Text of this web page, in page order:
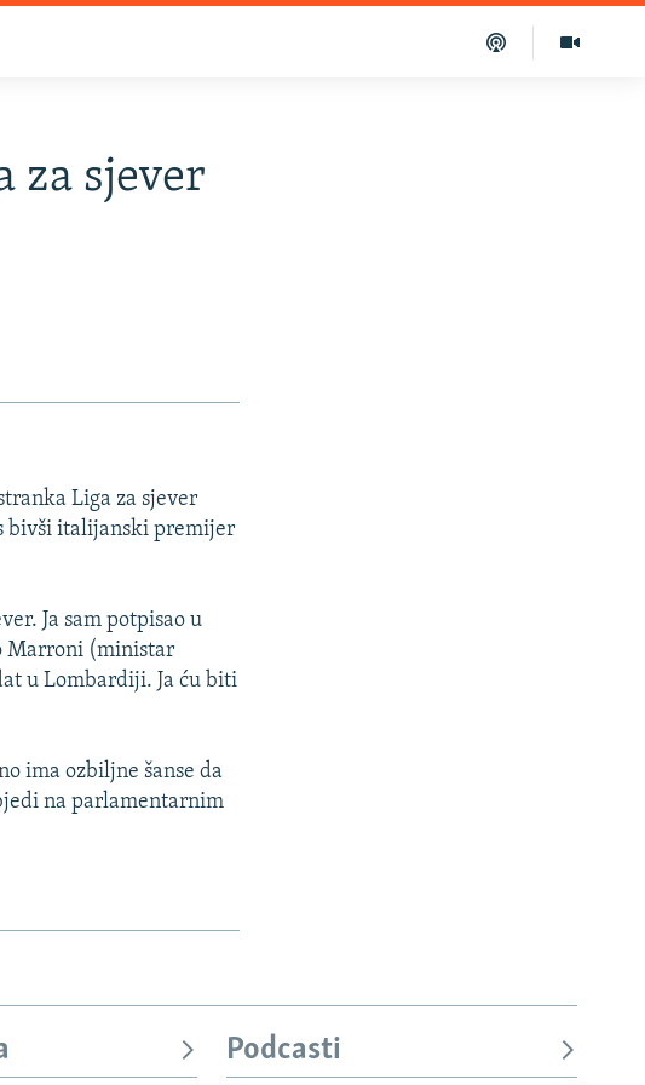
za sjever
Liga za sjever
bivši italijanski premijer
Ja sam potpisao u
Marroni (ministar
u Lombardiji. Ja ću biti
ima ozbiljne šanse da
na parlamentarnim
Podcasti